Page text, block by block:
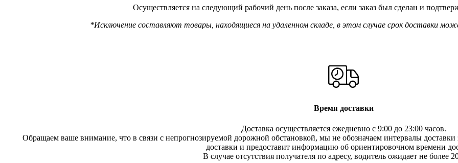
Осуществляется на следующий рабочий день после заказа, если заказ был сделан и
*Исключение составляют товары, находящиеся на удаленном складе, в этом случае срок доставки
Время доставки
Доставка осуществляется ежедневно с 9:00 до 23:00 часов.
Обращаем ваше внимание, что в связи с непрогнозируемой дорожной обстановкой, мы не обозначаем интервалы доставки
доставки и предоставит информацию об ориентировочном времени
В случае отсутствия получателя по адресу, водитель ожидает не более